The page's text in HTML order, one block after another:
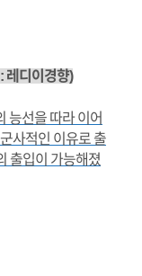
레디이경향)
능선을 따라 이어
사적인 이유로 출
출입이 가능해졌